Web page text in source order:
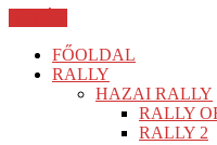
FŐOLDAL
RALLY
HAZAI RALLY
RALLY
RALLY 2